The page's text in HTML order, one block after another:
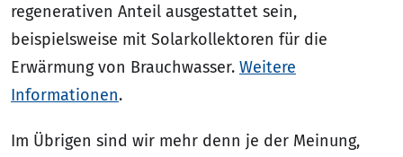
regenerativen Anteil ausgestattet sein,
beispielsweise mit Solarkollektoren für die
Erwärmung von Brauchwasser. Weitere
Informationen.
Im Übrigen sind wir mehr denn je der Meinung,